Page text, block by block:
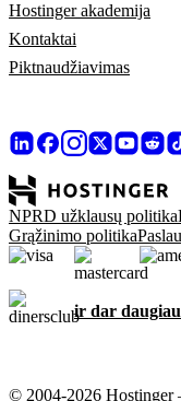
Hostinger akademija
Kontaktai
Piktnaudžiavimas
NPRD užklausų politika
Grąžinimo politika
ir dar daugiau
© 2004-2026 Hostinger